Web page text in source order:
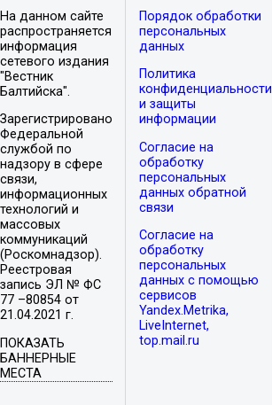
На данном сайте
распространяется
информация
сетевого издания
"Вестник
Балтийска".
Зарегистрировано
Федеральной
службой по
надзору в сфере
связи,
информационных
технологий и
массовых
коммуникаций
(Роскомнадзор).
Реестровая
запись ЭЛ № ФС
77 –80854 от
21.04.2021 г.
ПОКАЗАТЬ
БАННЕРНЫЕ
МЕСТА
Порядок обработки
персональных
данных
Политика
конфиденциальности
и защиты
информации
Согласие на
обработку
персональных
данных обратной
связи
Согласие на
обработку
персональных
данных с помощью
сервисов
Yandex.Metrika,
LiveInternet,
top.mail.ru